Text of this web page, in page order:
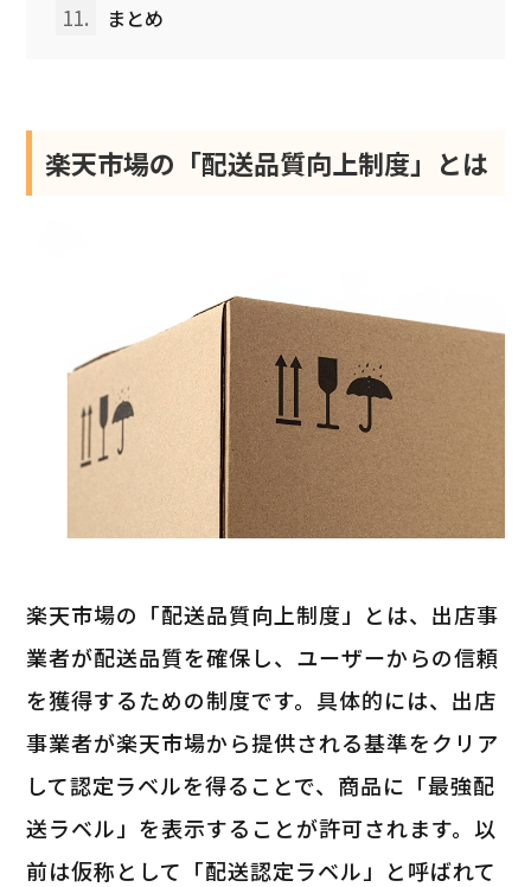
11. まとめ
楽天市場の「配送品質向上制度」とは
楽天市場の「配送品質向上制度」とは、出店事
業者が配送品質を確保し、ユーザーからの信頼
を獲得するための制度です。具体的には、出店
事業者が楽天市場から提供される基準をクリア
して認定ラベルを得ることで、商品に「最強配
送ラベル」を表示することが許可されます。以
前は仮称として「配送認定ラベル」と呼ばれて